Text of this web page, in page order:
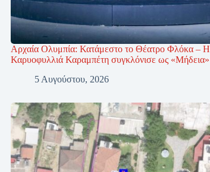
Αρχαία Ολυμπία: Κατάμεστο το Θέατρο Φλόκα – Η
Καρυοφυλλιά Καραμπέτη συγκλόνισε ως «Μήδεια»
5 Αυγούστου, 2026